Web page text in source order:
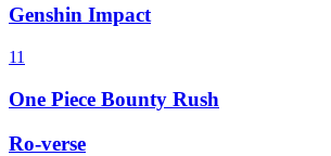
Genshin Impact
11
One Piece Bounty Rush
Ro-verse